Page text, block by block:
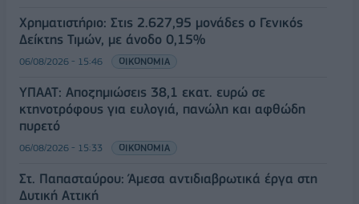
Χρηματιστήριο: Στις 2.627,95 μονάδες ο Γενικός
Δείκτης Τιμών, με άνοδο 0,15%
06/08/2026 - 15:46 ΟΙΚΟΝΟΜΙΑ
ΥΠΑΑΤ: Αποζημιώσεις 38,1 εκατ. ευρώ σε
κτηνοτρόφους για ευλογιά, πανώλη και αφθώδη
πυρετό
06/08/2026 - 15:33 ΟΙΚΟΝΟΜΙΑ
Στ. Παπασταύρου: Άμεσα αντιδιαβρωτικά έργα στη
Δυτική Αττική